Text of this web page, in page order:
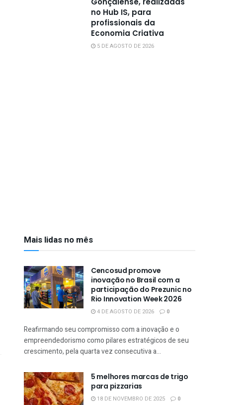
no Hub IS, para
profissionais da
Economia Criativa
5 DE AGOSTO DE 2026
Mais lidas no mês
Cencosud promove
inovação no Brasil com a
participação do Prezunic no
Rio Innovation Week 2026
4 DE AGOSTO DE 2026 0
Reafirmando seu compromisso com a inovação e o
empreendedorismo como pilares estratégicos de seu
crescimento, pela quarta vez consecutiva a...
5 melhores marcas de trigo
para pizzarias
18 DE NOVEMBRO DE 2025 0